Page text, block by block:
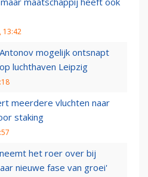
13:42
mogelijk ontsnapt
luchthaven Leipzig
meerdere vluchten naar
staking
het roer over bij
nieuwe fase van groei'